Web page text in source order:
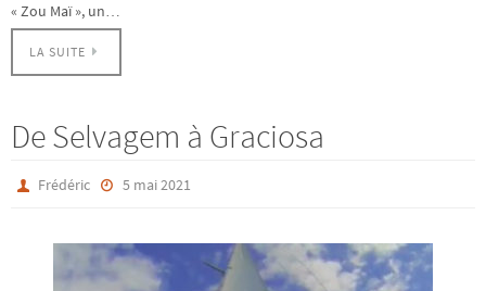
« Zou Maï », un…
LA SUITE
De Selvagem à Graciosa
Frédéric 5 mai 2021